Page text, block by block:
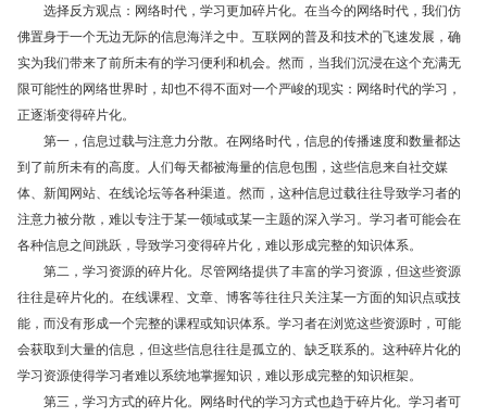
选择反方观点：网络时代，学习更加碎片化。在当今的网络时代，我们仿
佛置身于一个无边无际的信息海洋之中。互联网的普及和技术的飞速发展，确
实为我们带来了前所未有的学习便利和机会。然而，当我们沉浸在这个充满无
限可能性的网络世界时，却也不得不面对一个严峻的现实：网络时代的学习，
正逐渐变得碎片化。
第一，信息过载与注意力分散。在网络时代，信息的传播速度和数量都达
到了前所未有的高度。人们每天都被海量的信息包围，这些信息来自社交媒
体、新闻网站、在线论坛等各种渠道。然而，这种信息过载往往导致学习者的
注意力被分散，难以专注于某一领域或某一主题的深入学习。学习者可能会在
各种信息之间跳跃，导致学习变得碎片化，难以形成完整的知识体系。
第二，学习资源的碎片化。尽管网络提供了丰富的学习资源，但这些资源
往往是碎片化的。在线课程、文章、博客等往往只关注某一方面的知识点或技
能，而没有形成一个完整的课程或知识体系。学习者在浏览这些资源时，可能
会获取到大量的信息，但这些信息往往是孤立的、缺乏联系的。这种碎片化的
学习资源使得学习者难以系统地掌握知识，难以形成完整的知识框架。
第三，学习方式的碎片化。网络时代的学习方式也趋于碎片化。学习者可